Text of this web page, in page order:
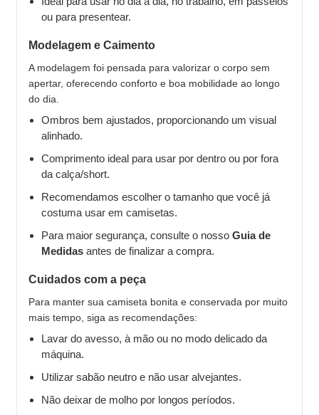
ou para presentear.
Modelagem e Caimento
A modelagem foi pensada para valorizar o corpo sem
apertar, oferecendo conforto e boa mobilidade ao longo
do dia.
Ombros bem ajustados, proporcionando um visual
alinhado.
Comprimento ideal para usar por dentro ou por fora
da calça/short.
Recomendamos escolher o tamanho que você já
costuma usar em camisetas.
Para maior segurança, consulte o nosso Guia de
Medidas antes de finalizar a compra.
Cuidados com a peça
Para manter sua camiseta bonita e conservada por muito
mais tempo, siga as recomendações:
Lavar do avesso, à mão ou no modo delicado da
máquina.
Utilizar sabão neutro e não usar alvejantes.
Não deixar de molho por longos períodos.